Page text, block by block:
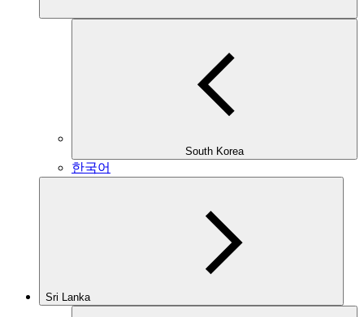
South Korea
한국어
Sri Lanka